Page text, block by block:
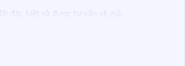
đặc biệt và được tư vấn về giải
tốt nhất từ đội ngũ chuyên gia có